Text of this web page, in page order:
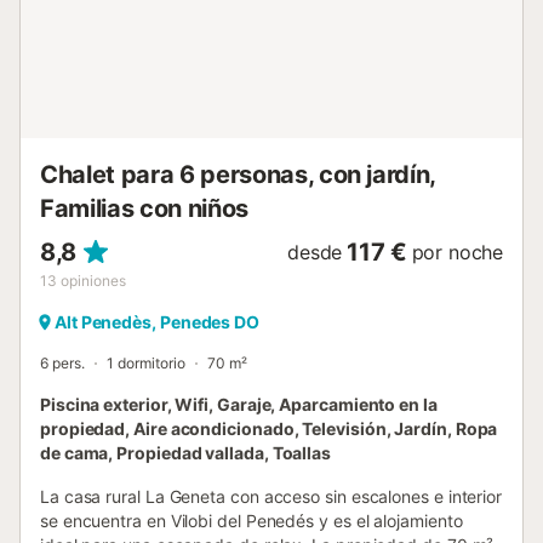
Chalet para 6 personas, con jardín,
Familias con niños
8,8
13 opiniones
desde 117 € por noche
Alt Penedès, Penedes DO
6 pers. 1 dormitorio 70 m²
Piscina exterior, Wifi, Garaje, Aparcamiento en la
propiedad, Aire acondicionado, Televisión, Jardín, Ropa
de cama, Propiedad vallada, Toallas
La casa rural La Geneta con acceso sin escalones e interior
se encuentra en Vilobi del Penedés y es el alojamiento